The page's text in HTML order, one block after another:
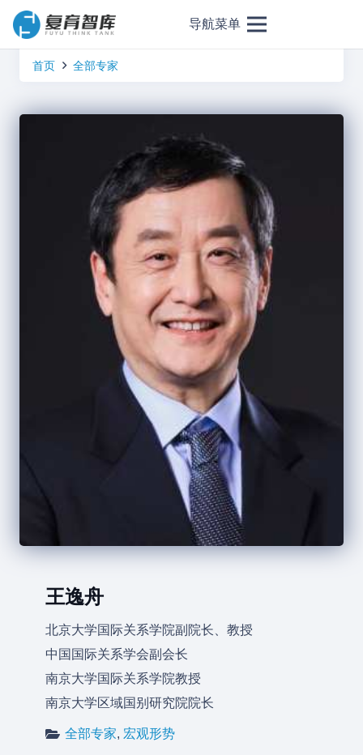
导航菜单
首页 全部专家
王逸舟
北京大学国际关系学院副院长、教授
中国国际关系学会副会长
南京大学国际关系学院教授
南京大学区域国别研究院院长
全部专家, 宏观形势